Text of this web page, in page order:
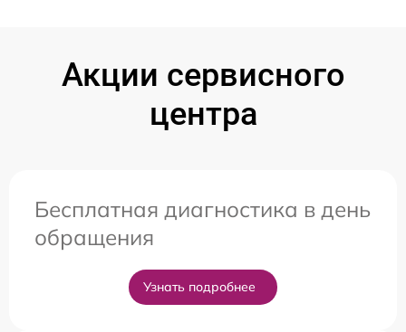
Акции сервисного
центра
Бесплатная диагностика в день
обращения
Узнать подробнее